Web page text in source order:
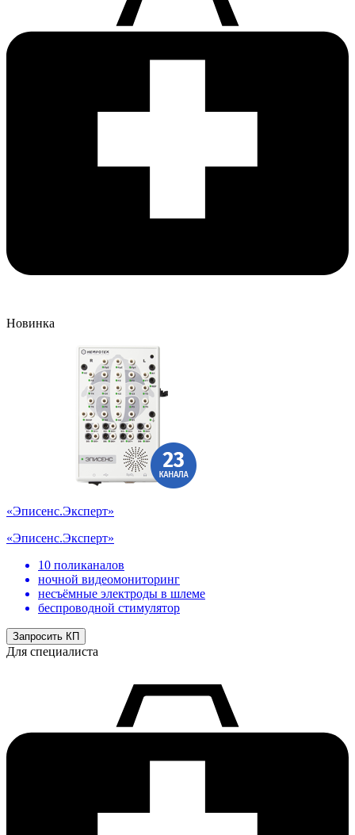
Новинка
«Эписенс.Эксперт»
«Эписенс.Эксперт»
10 поликаналов
ночной видеомониторинг
несъёмные электроды в шлеме
беспроводной стимулятор
Запросить КП
Для специалиста